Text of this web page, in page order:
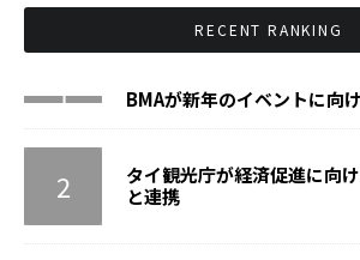
RECENT RANKING
BMAが新年のイベントに向
タイ観光庁が経済促進に向
と連携